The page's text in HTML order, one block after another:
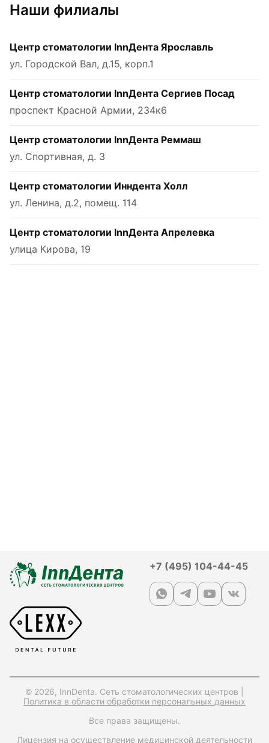
Наши филиалы
Центр стоматологии InnДента Ярославль
ул. Городской Вал, д.15, корп.1
Центр стоматологии InnДента Сергиев Посад
проспект Красной Армии, 234к6
Центр стоматологии InnДента Реммаш
ул. Спортивная, д. 3
Центр стоматологии Инндента Холл
ул. Ленина, д.2, помещ. 114
Центр стоматологии InnДента Апрелевка
улица Кирова, 19
+7 (495) 104-44-45
© 2026, InnDenta. Сеть стоматологических центров |
Политика в области обработки персональных данных
Все права защищены.
Лицензия на осуществление медицинской деятельности